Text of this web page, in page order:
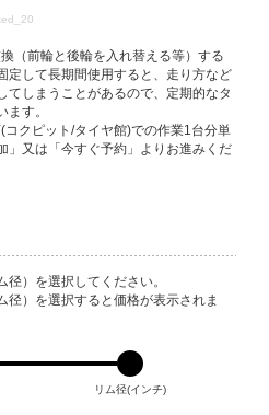
（前輪と後輪を入れ替える等）する
定して長期間使用すると、走り方など
てしまうことがあるので、定期的なタ
す。
クピット/タイヤ館)での作業1台分単
」又は「今すぐ予約」よりお進みくだ
）を選択してください。
径）を選択すると価格が表示されま
リム径(インチ)